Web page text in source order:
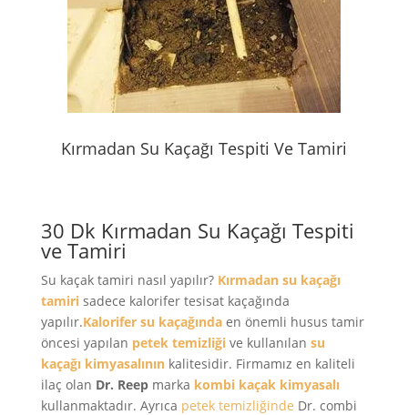
Kırmadan Su Kaçağı Tespiti Ve Tamiri
30 Dk Kırmadan Su Kaçağı Tespiti
ve Tamiri
Su kaçak tamiri nasıl yapılır? Kırmadan su kaçağı
tamirisadece kalorifer tesisat kaçağında
yapılır.Kalorifer su kaçağındaen önemli husus tamir
öncesi yapılan petek temizliğive kullanılan su
kaçağı kimyasalınınkalitesidir. Firmamız en kaliteli
ilaç olan Dr. Reepmarka kombi kaçak kimyasalı
kullanmaktadır. Ayrıca petek temizliğinde Dr. combi